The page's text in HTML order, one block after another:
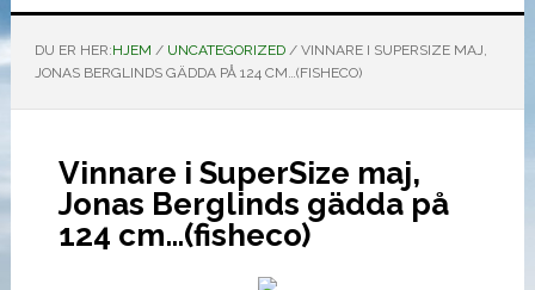
DU ER HER:HJEM / UNCATEGORIZED /VINNARE I SUPERSIZE MAJ,
JONAS BERGLINDS GÄDDA PÅ 124 CM…(FISHECO)
Vinnare i SuperSize maj,
Jonas Berglinds gädda på
124 cm…(fisheco)